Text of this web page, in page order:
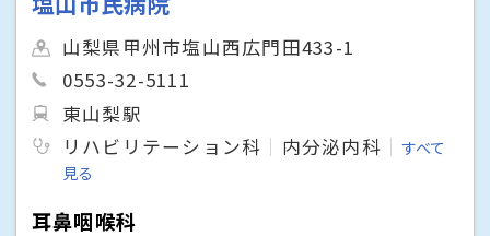
山梨県甲州市塩山西広門田433-1
0553-32-5111
東山梨駅
リハビリテーション科
内分泌内科
すべて
見る
耳鼻咽喉科